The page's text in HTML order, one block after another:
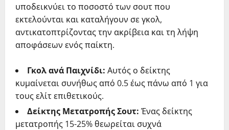
υποδεικνύει το ποσοστό των σουτ που
εκτελούνται και καταλήγουν σε γκολ,
αντικατοπτρίζοντας την ακρίβεια και τη λήψη
αποφάσεων ενός παίκτη.
Γκολ ανά Παιχνίδι: Αυτός ο δείκτης
κυμαίνεται συνήθως από 0.5 έως πάνω από 1 για
τους ελίτ επιθετικούς.
Δείκτης Μετατροπής Σουτ: Ένας δείκτης
μετατροπής 15-25% θεωρείται συχνά